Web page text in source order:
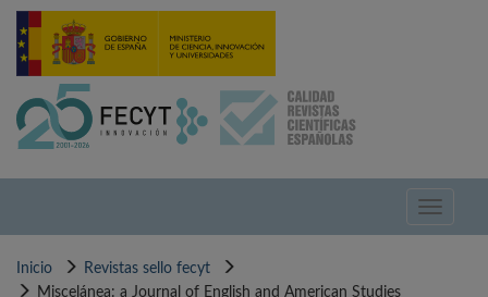
Pasar
contenido
Toggle
Inicio
Revistas sello fecyt
Miscelánea: a Journal of English and American Studies